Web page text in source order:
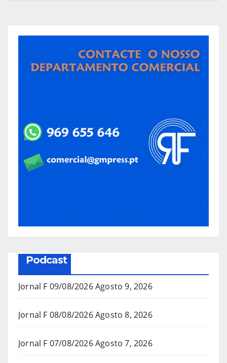
Podcast
Jornal F 09/08/2026Agosto 9, 2026
Jornal F 08/08/2026Agosto 8, 2026
Jornal F 07/08/2026Agosto 7, 2026